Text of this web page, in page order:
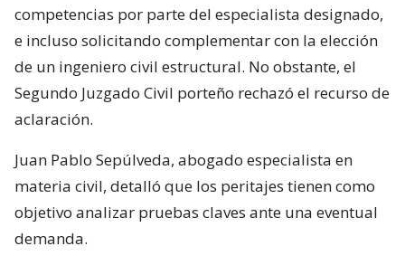
competencias por parte del especialista designado,
e incluso solicitando complementar con la elección
de un ingeniero civil estructural. No obstante, el
Segundo Juzgado Civil porteño rechazó el recurso de
aclaración.
Juan Pablo Sepúlveda, abogado especialista en
materia civil, detalló que los peritajes tienen como
objetivo analizar pruebas claves ante una eventual
demanda.